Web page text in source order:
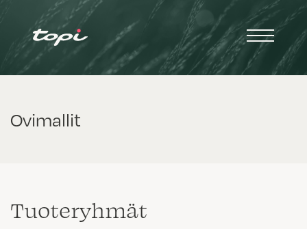
Ovimallit
Tuote­ryhmät